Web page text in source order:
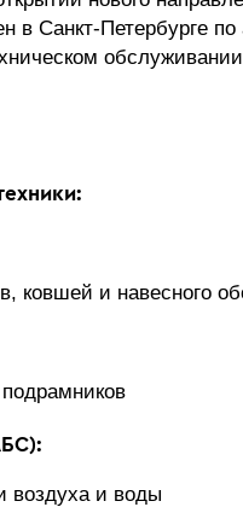
в Санкт-Петербурге
ковшей и навесного
воздуха и воды